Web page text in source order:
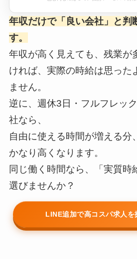
おすすめエージ
読み込み中
回答内容に応じて、提携サービスの情
年収だけで「良い会社」と判
す。
年収が高く見えても、残業が
ければ、実際の時給は思った
ません。
逆に、週休3日・フルフレッ
社なら、
自由に使える時間が増える分
かなり高くなります。
同じ働く時間なら、「実質時
選びませんか？
LINE追加で高コスパ求人を